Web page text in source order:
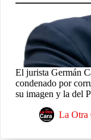
El jurista Germán
condenado por
su imagen y la del
La Otra